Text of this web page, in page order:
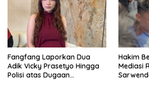
Fangfang Laporkan Dua
Adik Vicky Prasetyo Hingga
Polisi atas Dugaan
Hakim
Mediasi